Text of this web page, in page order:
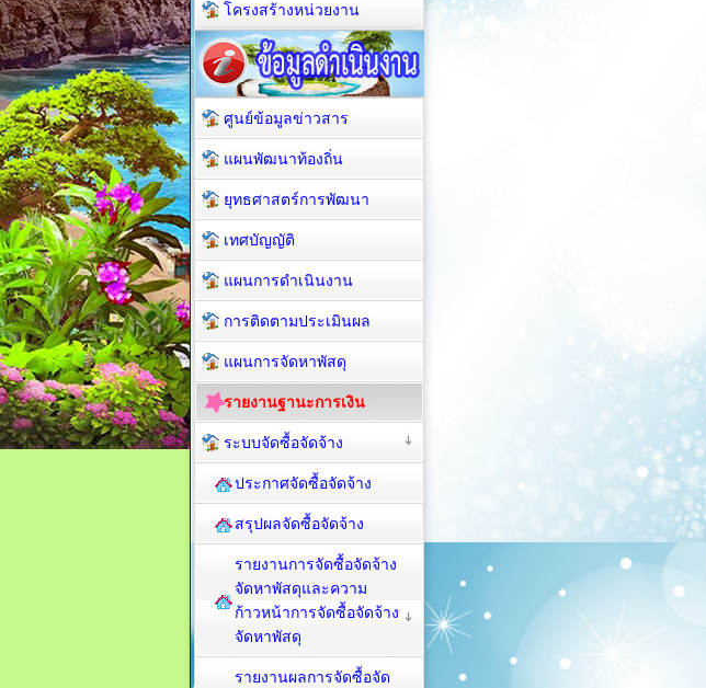
โครงสร้างหน่วยงาน
ศูนย์ข้อมูลข่าวสาร
แผนพัฒนาท้องถิ่น
ยุทธศาสตร์การพัฒนา
เทศบัญญัติ
แผนการดำเนินงาน
การติดตามประเมินผล
แผนการจัดหาพัสดุ
รายงานฐานะการเงิน
ระบบจัดซื้อจัดจ้าง
ประกาศจัดซื้อจัดจ้าง
สรุปผลจัดซื้อจัดจ้าง
รายงานการจัดซื้อจัดจ้าง
จัดหาพัสดุและความ
ก้าวหน้าการจัดซื้อจัดจ้าง
จัดหาพัสดุ
รายงานผลการจัดซื้อจัด